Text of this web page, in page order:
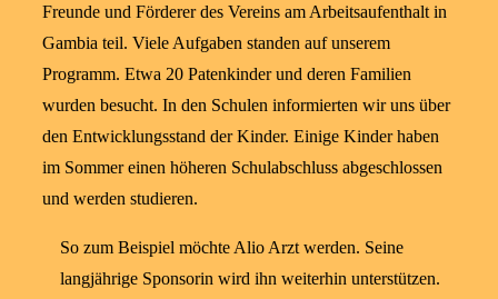
Freunde und Förderer des Vereins am Arbeitsaufenthalt in
Gambia teil. Viele Aufgaben standen auf unserem
Programm. Etwa 20 Patenkinder und deren Familien
wurden besucht. In den Schulen informierten wir uns über
den Entwicklungsstand der Kinder. Einige Kinder haben
im Sommer einen höheren Schulabschluss abgeschlossen
und werden studieren.
So zum Beispiel möchte Alio Arzt werden. Seine
langjährige Sponsorin wird ihn weiterhin unterstützen.